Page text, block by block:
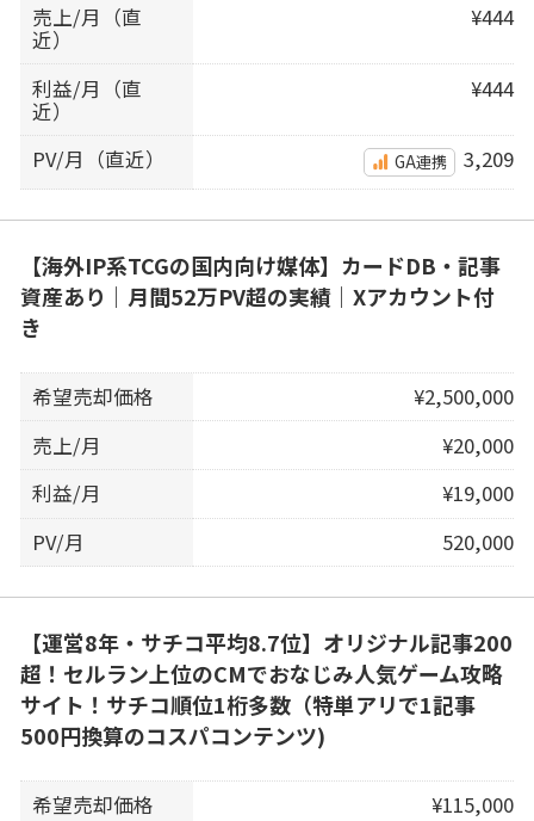
売上/月（直
近）
¥444
利益/月（直
近）
¥444
PV/月（直近） GA連携 3,209
【海外IP系TCGの国内向け媒体】カードDB・記事
資産あり｜月間52万PV超の実績｜Xアカウント付
き
希望売却価格
¥2,500,000
売上/月
¥20,000
利益/月
¥19,000
PV/月
520,000
【運営8年・サチコ平均8.7位】オリジナル記事200
超！セルラン上位のCMでおなじみ人気ゲーム攻略
サイト！サチコ順位1桁多数（特単アリで1記事
500円換算のコスパコンテンツ)
希望売却価格
¥115,000